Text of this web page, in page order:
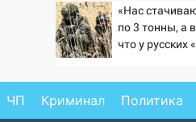
будут
наркодилеров,
области
«Нас
по 3 тонны, а
что у русских
ЧП Криминал Политика